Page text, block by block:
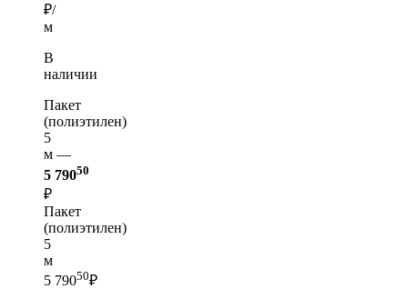
₽/
м
В
наличии
Пакет
(полиэтилен)
5
м —
5 79050
₽
Пакет
(полиэтилен)
5
м
5 79050₽